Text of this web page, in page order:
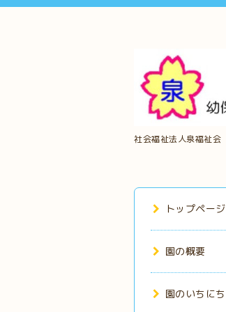
社会福祉法人泉福祉会
トップページ
園の概要
園のいちにち